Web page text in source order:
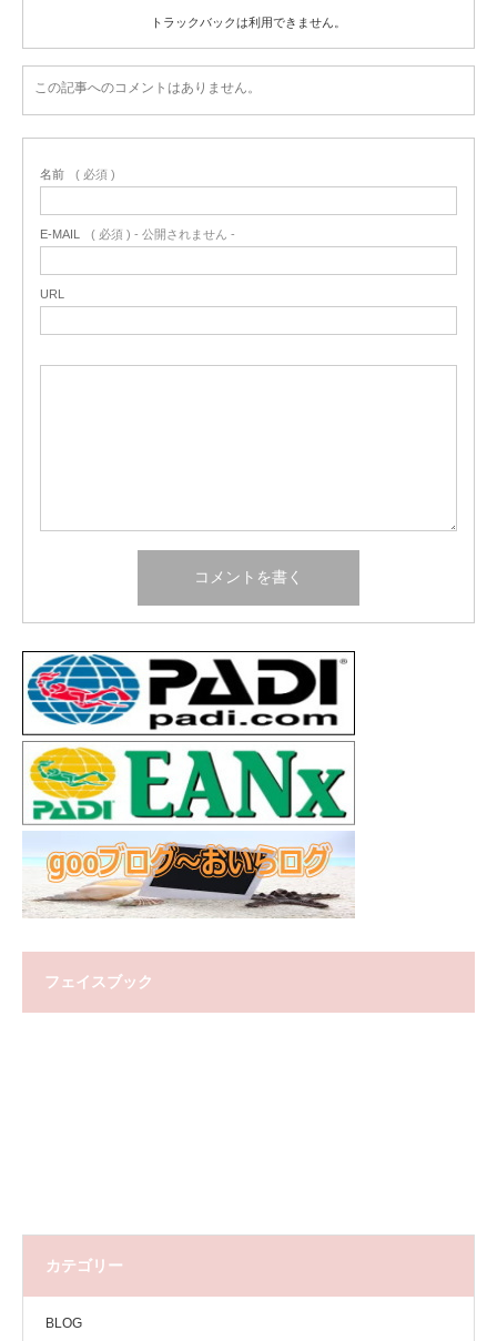
トラックバックは利用できません。
この記事へのコメントはありません。
名前 ( 必須 )
E-MAIL ( 必須 ) - 公開されません -
URL
フェイスブック
カテゴリー
BLOG